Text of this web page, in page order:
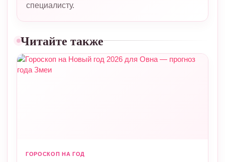
специалисту.
Читайте также
ГОРОСКОП НА ГОД